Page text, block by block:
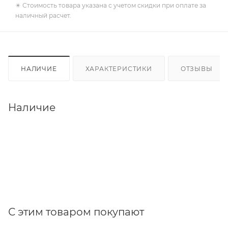
✴️ Стоимость товара указана с учетом скидки при оплате за
наличный расчет.
НАЛИЧИЕ ХАРАКТЕРИСТИКИ ОТЗЫВЫ
Наличие
С этим товаром покупают